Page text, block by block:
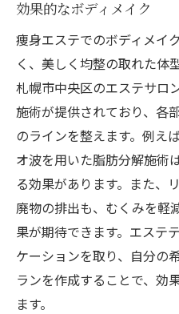
効果的なボディメイク
痩身エステでのボディメイ
く、美しく均整の取れた体
札幌市中央区のエステサロ
施術が提供されており、各
のラインを整えます。例え
オ波を用いた脂肪分解施術
る効果があります。また、
廃物の排出も、むくみを軽
果が期待できます。エステ
ケーションを取り、自分の
ランを作成することで、効
ます。